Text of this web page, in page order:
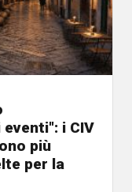
i CIV
più
per la